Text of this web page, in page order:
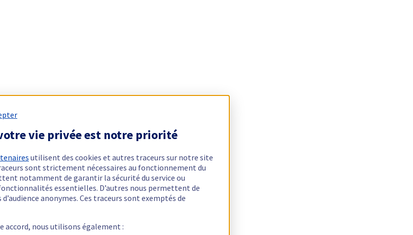
vie privée est notre priorité
utilisent des cookies et autres traceurs sur notre site
sont strictement nécessaires au fonctionnement du
notamment de garantir la sécurité du service ou
essentielles. D’autres nous permettent de
anonymes. Ces traceurs sont exemptés de
accord, nous utilisons également :